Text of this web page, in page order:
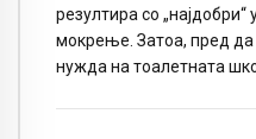
резултира со „најдобри“
мокрење. Затоа, пред да
нужда на тоалетната